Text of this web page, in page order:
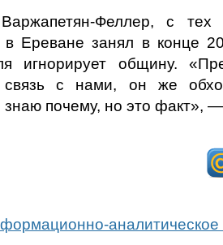
Феллер, с тех
в Ереване занял в конце
игнорирует общину.
связь с нами, он же
знаю почему, но это факт»,
аналитическое